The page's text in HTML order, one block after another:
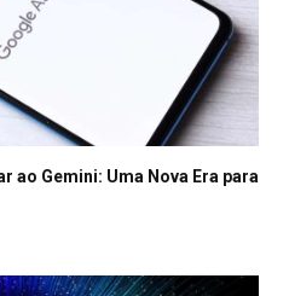
ao Gemini: Uma Nova Era para